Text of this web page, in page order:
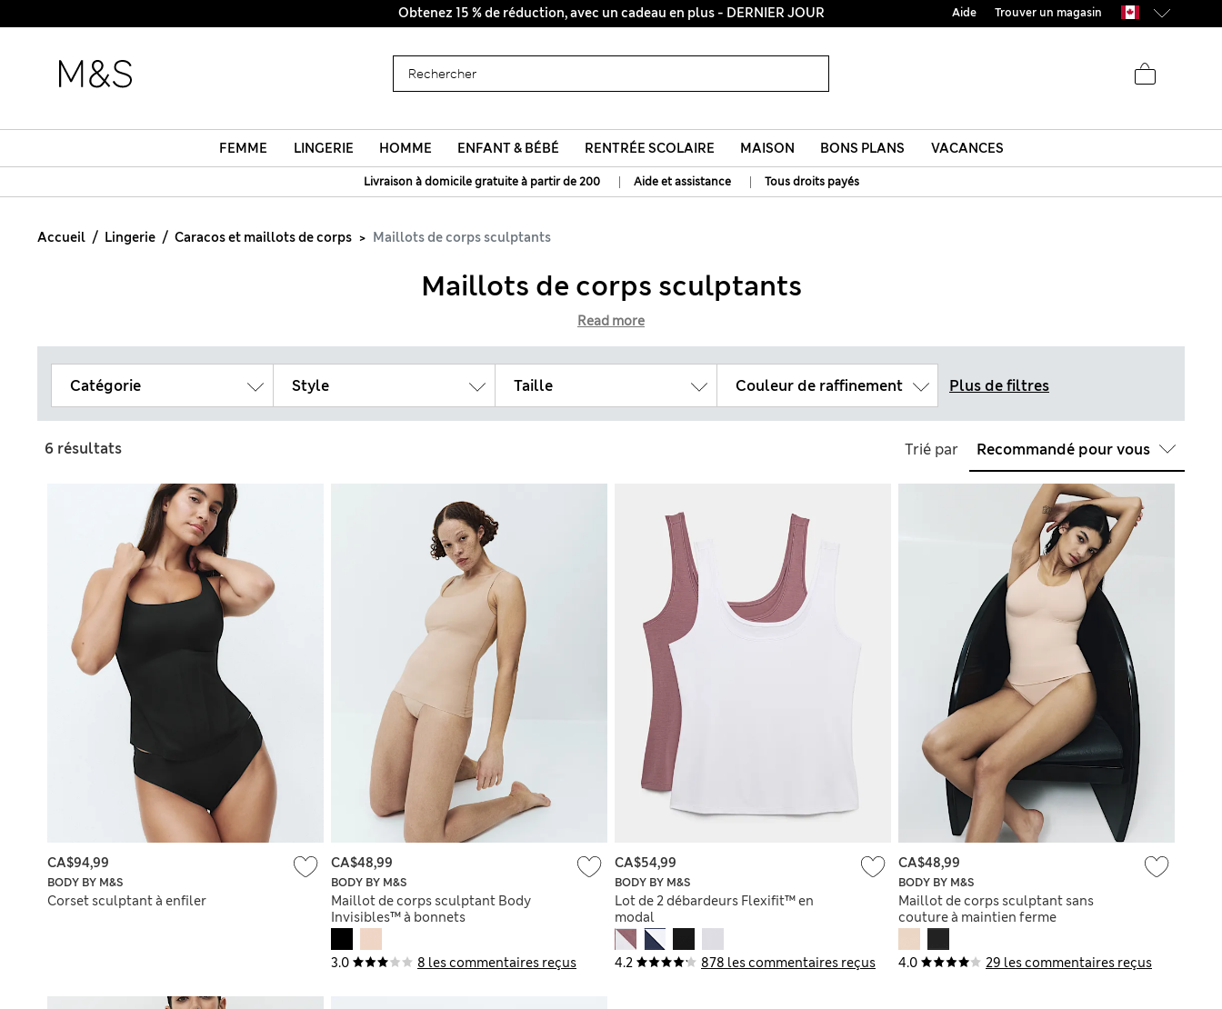
Obtenez 15 % de réduction, avec un cadeau en plus - DERNIER JOUR
Tous droits payés Aide Trouver un magasin
FEMME LINGERIE HOMME ENFANT & BÉBÉ RENTRÉE SCOLAIRE MAISON BONS PLANS VACANCES
Livraison à domicile gratuite à partir de 200 | Aide et assistance | Tous droits payés
Accueil Lingerie Caracos et maillots de corps Maillots de corps sculptants
Maillots de corps sculptants
Read more
Catégorie Style Taille Couleur de raffinement Plus de filtres
6 résultats Trié par
BODY BY M&S
Corset sculptant à enfiler
CA$94,99
3.0 8 les commentaires reçus
BODY BY M&S
Maillot de corps sculptant Body
Invisibles™ à bonnets
CA$48,99
4.2 878 les commentaires reçus
BODY BY M&S
Lot de 2 débardeurs Flexifit™ en
modal
CA$54,99
4.0 29 les commentaires reçus
BODY BY M&S
Maillot de corps sculptant sans
couture à maintien ferme
CA$48,99